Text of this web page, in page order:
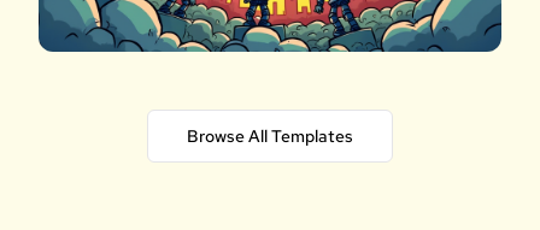
Browse All Templates